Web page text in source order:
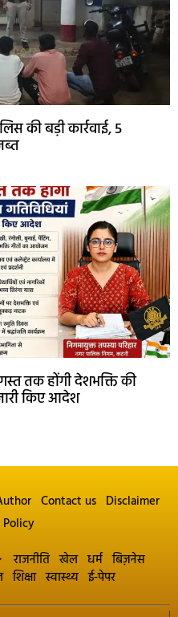
की बड़ी कार्रवाई, 5
तक होंगी देशभक्ति की
किए आदेश
Contact us Disclaimer
Policy
राजनीति खेल धर्म बिज़नेस
शिक्षा स्वास्थ्य ई-पेपर